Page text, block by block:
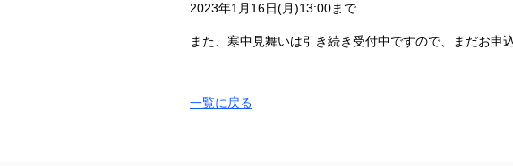
2023年1月16日(月)13:00まで
また、寒中見舞いは引き続き受付中ですので、まだお申
一覧に戻る